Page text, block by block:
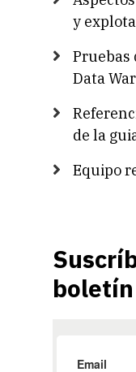
y
Pruebas
Data
de la
Equipo
boletín